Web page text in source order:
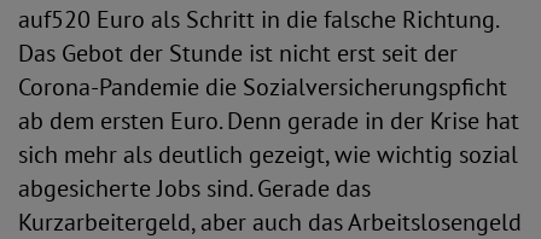
auf520 Euro als Schritt in die falsche Richtung.
Das Gebot der Stunde ist nicht erst seit der
Corona-Pandemie die Sozialversicherungspficht
ab dem ersten Euro. Denn gerade in der Krise hat
sich mehr als deutlich gezeigt, wie wichtig sozial
abgesicherte Jobs sind. Gerade das
Kurzarbeitergeld, aber auch das Arbeitslosengeld